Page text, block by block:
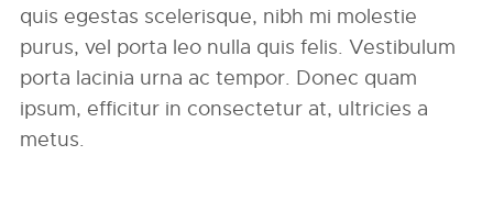
quis egestas scelerisque, nibh mi molestie
purus, vel porta leo nulla quis felis. Vestibulum
porta lacinia urna ac tempor. Donec quam
ipsum, efficitur in consectetur at, ultricies a
metus.